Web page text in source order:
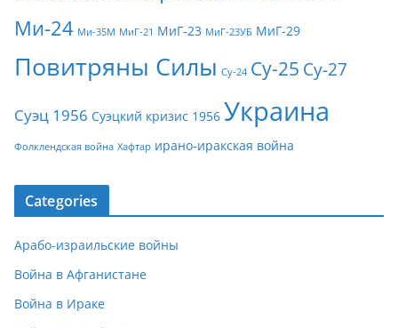
Ми-24 Ми-35М МиГ-21 МиГ-23 МиГ-23УБ МиГ-29
Повитряны Силы Су-24 Су-25 Су-27
Суэц 1956 Суэцкий кризис 1956 Украина
Фолклендская война Хафтар ирано-иракская война
Categories
Арабо-израильские войны
Война в Афганистане
Война в Ираке